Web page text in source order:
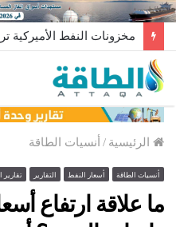
الرئيسية / أنسيات الطاقة
أنسيات الطاقة أسعار النفط التقارير تقارير
ما علاقة ارتفاع